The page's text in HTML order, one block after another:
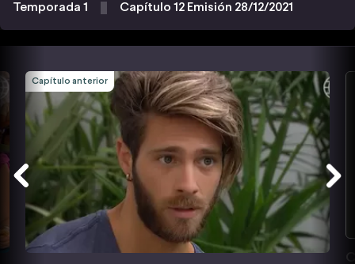
Temporada 1 Capítulo 12 Emisión 28/12/2021
Capítulo anterior